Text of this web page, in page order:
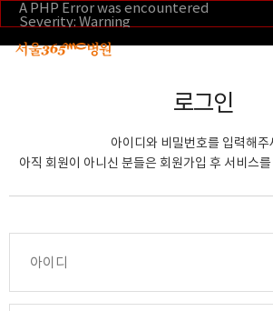
A PHP Error was encountered
Severity: Warning
Filename: _inc/header_body.php
Line Number: 108
/home/suction/public_html/
/home/suction/public_html/
Line: 295
File:
Function: view
File:
/home/suction/public_html/
Function: view_print
본문 바로가기
로그인
아이디와 비밀번호를 입력해주
아직 회원이 아니신 분들은 회원가입 후 서비스